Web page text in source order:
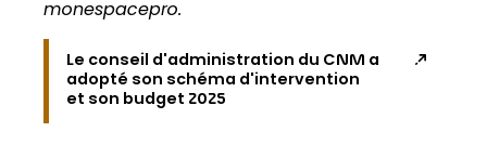
monespacepro.
Le conseil d'administration du CNM a
adopté son schéma d'intervention
et son budget 2025